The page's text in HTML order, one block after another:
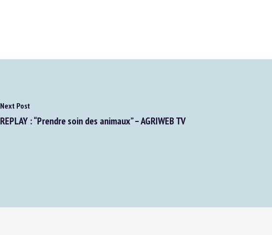
Next Post
REPLAY : “Prendre soin des animaux” – AGRIWEB TV